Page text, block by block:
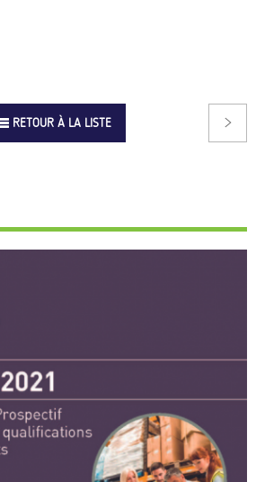
RETOUR À LA LISTE